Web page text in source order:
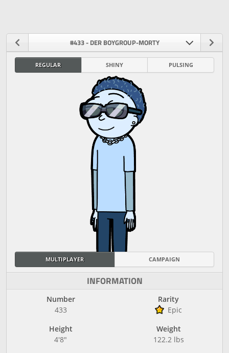
#433 - DER BOYGROUP-MORTY
REGULAR SHINY PULSING
MULTIPLAYER CAMPAIGN
INFORMATION
Number
433
Rarity
Epic
Height
4'8"
Weight
122.2 lbs